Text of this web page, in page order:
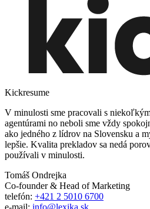
Kickresume
V minulosti sme pracovali s
agentúrami no neboli sme vždy
ako jedného z lídrov na Slovensku a
lepšie. Kvalita prekladov sa nedá
používali v minulosti.
Tomáš Ondrejka
Co-founder & Head of Marketing
telefón: +421 2 5010 6700
e-mail: info@lexika.sk